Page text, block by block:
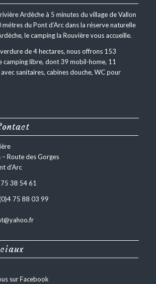
Ardèche à 5 minutes du village de Vallon
métres du Pont d’Arc dans la réserve naturelle
le camping la Rouvière vous accueille.
de 4 hectares, nous offrons 153
camping libre, dont 39 mobil-home, 11
sanitaires, cabines douche, WC pour
Route des Gorges
d’Arc
38 54 61
75 88 03 99
sur Facebook